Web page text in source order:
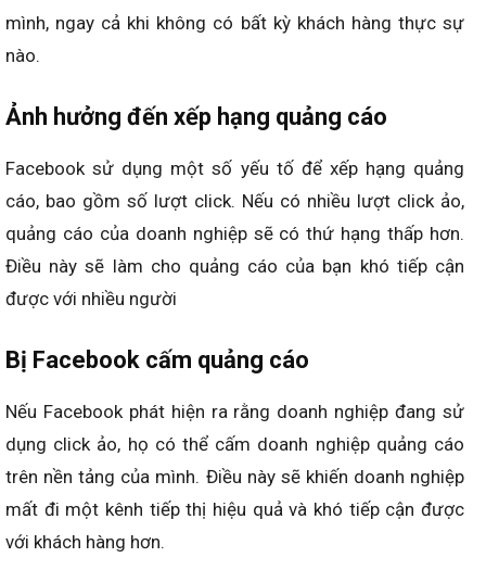
mình, ngay cả khi không có bất kỳ khách hàng thực sự
nào.
Ảnh hưởng đến xếp hạng quảng cáo
Facebook sử dụng một số yếu tố để xếp hạng quảng
cáo, bao gồm số lượt click. Nếu có nhiều lượt click ảo,
quảng cáo của doanh nghiệp sẽ có thứ hạng thấp hơn.
Điều này sẽ làm cho quảng cáo của bạn khó tiếp cận
được với nhiều người
Bị Facebook cấm quảng cáo
Nếu Facebook phát hiện ra rằng doanh nghiệp đang sử
dụng click ảo, họ có thể cấm doanh nghiệp quảng cáo
trên nền tảng của mình. Điều này sẽ khiến doanh nghiệp
mất đi một kênh tiếp thị hiệu quả và khó tiếp cận được
với khách hàng hơn.